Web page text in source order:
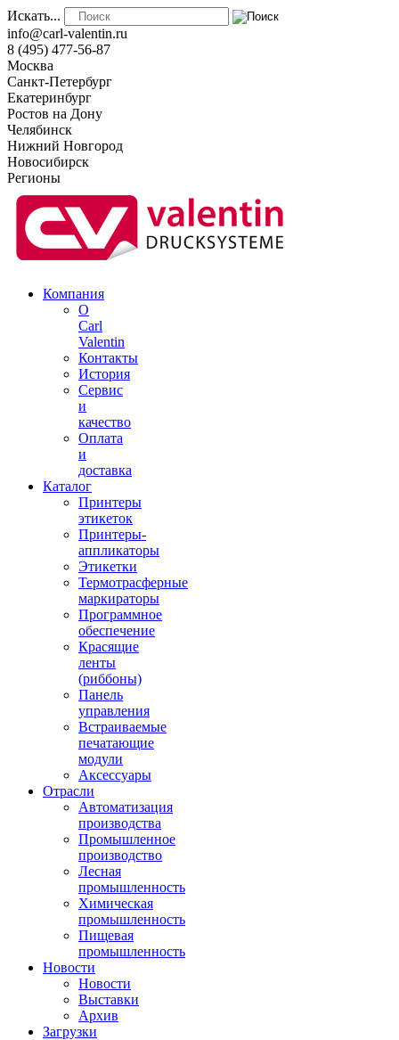
Искать...
info@carl-valentin.ru
8 (495) 477-56-87
Москва
Санкт-Петербург
Екатеринбург
Ростов на Дону
Челябинск
Нижний Новгород
Новосибирск
Регионы
Компания
О
Carl
Valentin
Контакты
История
Сервис
и
качество
Оплата
и
доставка
Каталог
Принтеры
этикеток
Принтеры-
аппликаторы
Этикетки
Термотрасферные
маркираторы
Программное
обеспечение
Красящие
ленты
(риббоны)
Панель
управления
Встраиваемые
печатающие
модули
Аксессуары
Отрасли
Автоматизация
производства
Промышленное
производство
Лесная
промышленность
Химическая
промышленность
Пищевая
промышленность
Новости
Новости
Выставки
Архив
Загрузки